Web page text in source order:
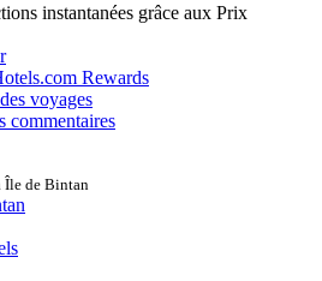
instantanées grâce aux Prix
Rewards
voyages
commentaires
Île de Bintan